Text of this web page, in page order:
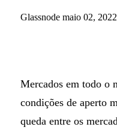
Glassnode maio 02,
Mercados em todo o
condições de aperto
queda entre os